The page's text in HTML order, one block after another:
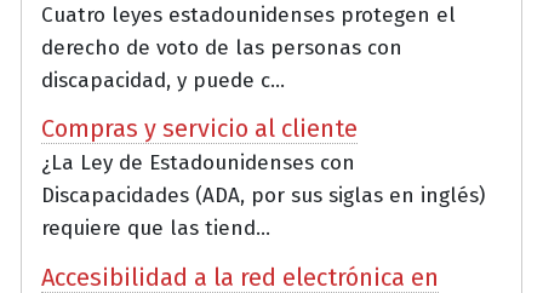
Cuatro leyes estadounidenses protegen el
derecho de voto de las personas con
discapacidad, y puede c...
Compras y servicio al cliente
¿La Ley de Estadounidenses con
Discapacidades (ADA, por sus siglas en inglés)
requiere que las tiend...
Accesibilidad a la red electrónica en